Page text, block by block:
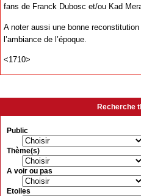
fans de Franck Dubosc et/ou Kad
A noter aussi une bonne
l’ambiance de l’époque.
<1710>
Recherche
Public
Thème(s)
A voir ou pas
Etoiles